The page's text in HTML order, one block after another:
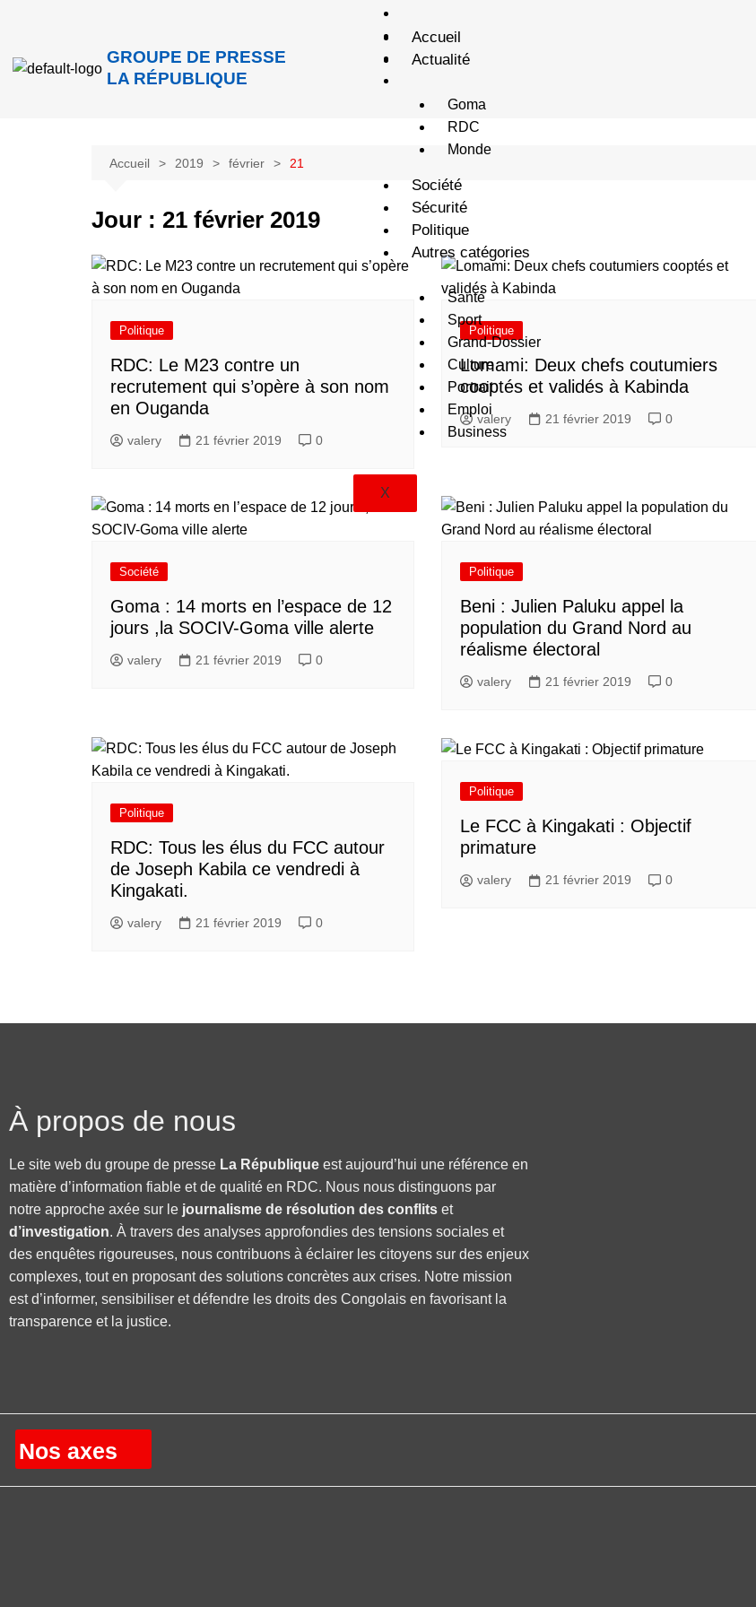
GROUPE DE PRESSE
LA RÉPUBLIQUE
Accueil
Actualité
Goma
RDC
Monde
Société
Sécurité
Politique
Autres catégories
Santé
Sport
Grand-Dossier
Culture
Portrait
Emploi
Business
X
Accueil 2019 février 21
Jour : 21 février 2019
Politique
RDC: Le M23 contre un
recrutement qui s’opère à son nom
en Ouganda
valery 21 février 2019 0
Politique
Lomami: Deux chefs coutumiers
cooptés et validés à Kabinda
valery 21 février 2019 0
Société
Goma : 14 morts en l’espace de 12
jours ,la SOCIV-Goma ville alerte
valery 21 février 2019 0
Politique
Beni : Julien Paluku appel la
population du Grand Nord au
réalisme électoral
valery 21 février 2019 0
Politique
RDC: Tous les élus du FCC autour
de Joseph Kabila ce vendredi à
Kingakati.
valery 21 février 2019 0
Politique
Le FCC à Kingakati : Objectif
primature
valery 21 février 2019 0
À propos de nous
Le site web du groupe de presse La République est aujourd’hui une référence en
matière d’information fiable et de qualité en RDC. Nous nous distinguons par
notre approche axée sur le journalisme de résolution des conflits et
d’investigation. À travers des analyses approfondies des tensions sociales et
des enquêtes rigoureuses, nous contribuons à éclairer les citoyens sur des enjeux
complexes, tout en proposant des solutions concrètes aux crises. Notre mission
est d’informer, sensibiliser et défendre les droits des Congolais en favorisant la
transparence et la justice.
Nos axes